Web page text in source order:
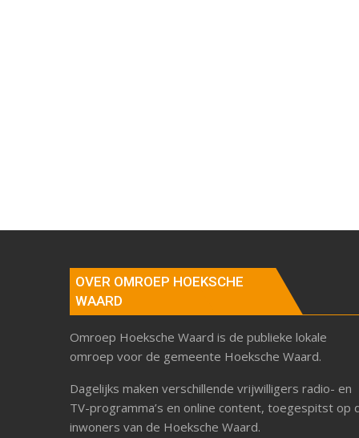
OVER OMROEP HOEKSCHE
WAARD
Omroep Hoeksche Waard is de publieke lokale
omroep voor de gemeente Hoeksche Waard.
Dagelijks maken verschillende vrijwilligers radio- en
TV-programma’s en online content, toegespitst op
inwoners van de Hoeksche Waard.